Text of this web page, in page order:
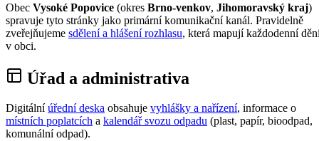
Obec Vysoké Popovice (okres Brno-venkov, Jihomoravský kraj)
spravuje tyto stránky jako primární komunikační kanál. Pravidelně
zveřejňujeme sdělení a hlášení rozhlasu, která mapují každodenní
v obci.
Úřad a administrativa
Digitální úřední deska obsahuje vyhlášky a nařízení, informace o
místních poplatcích a kalendář svozu odpadu (plast, papír, bioodpad,
komunální odpad).